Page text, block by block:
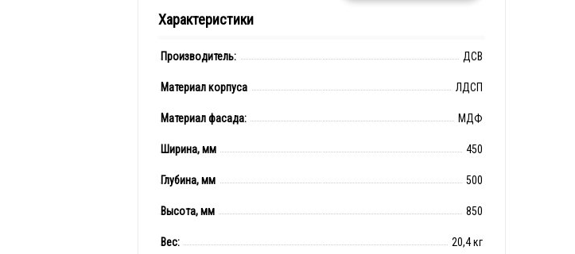
Характеристики
Производитель: ДСВ
Материал корпуса ЛДСП
Материал фасада: МДФ
Ширина, мм 450
Глубина, мм 500
Высота, мм 850
Вес: 20,4 кг